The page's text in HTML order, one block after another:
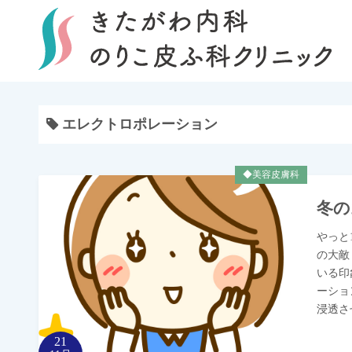
エレクトロポレーション
◆美容皮膚科
21
冬
やっ
の大
いる
ーシ
浸透